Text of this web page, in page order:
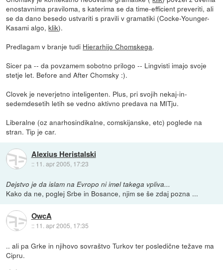
enostavnima praviloma, s katerima se da time-efficient preveriti, ali
se da dano besedo ustvariti s pravili v gramatiki (Cocke-Younger-
Kasami algo,klik).
Predlagam v branje tudi Hierarhijo Chomskega.
Sicer pa -- da povzamem sobotno prilogo -- Lingvisti imajo svoje
stetje let. Before and After Chomsky :).
Clovek je neverjetno inteligenten. Plus, pri svojih nekaj-in-
sedemdesetih letih se vedno aktivno predava na MITju.
Liberalne (oz anarhosindikalne, comskijanske, etc) poglede na
stran. Tip je car.
Alexius Heristalski
:: 11. apr 2005, 17:23
Dejstvo je da islam na Evropo ni imel takega vpliva...
Kako da ne, poglej Srbe in Bosance, njim se še zdaj pozna ...
OwcA
:: 11. apr 2005, 17:35
.. ali pa Grke in njihovo sovraštvo Turkov ter posledične težave ma
Cipru.